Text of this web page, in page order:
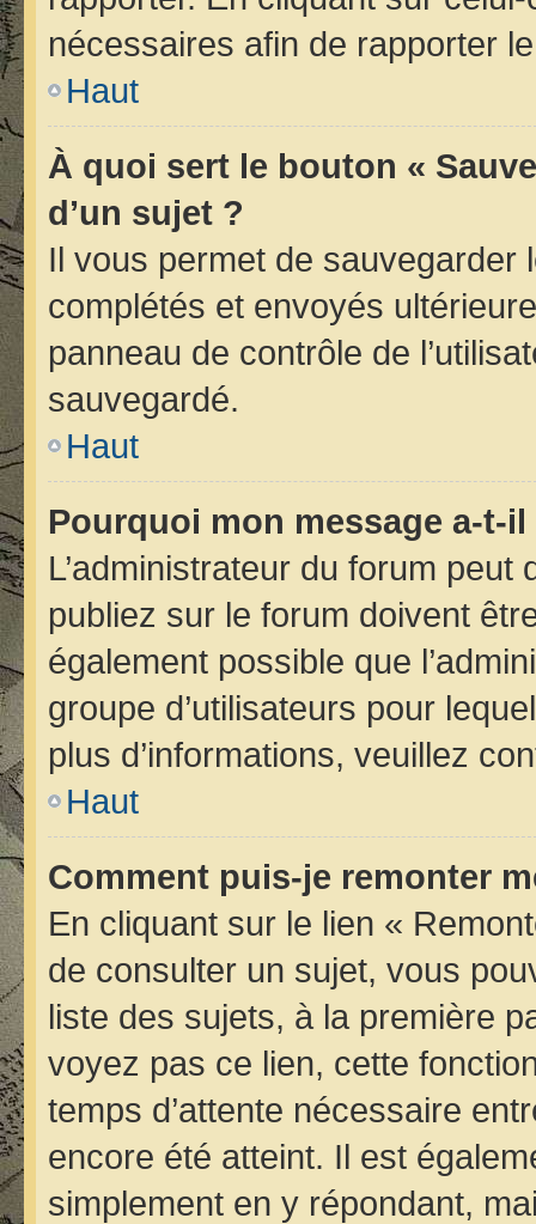
nécessaires afin de rapporter
Haut
À quoi sert le bouton «
d’un sujet ?
Il vous permet de sauvegarder
complétés et envoyés
panneau de contrôle de
sauvegardé.
Haut
Pourquoi mon message a-t-
L’administrateur du forum
publiez sur le forum doivent
également possible que
groupe d’utilisateurs pour
plus d’informations, veuillez
Haut
Comment puis-je remonter
En cliquant sur le lien «
de consulter un sujet, vous
liste des sujets, à la première
voyez pas ce lien, cette
temps d’attente nécessaire
encore été atteint. Il est
simplement en y répondant,